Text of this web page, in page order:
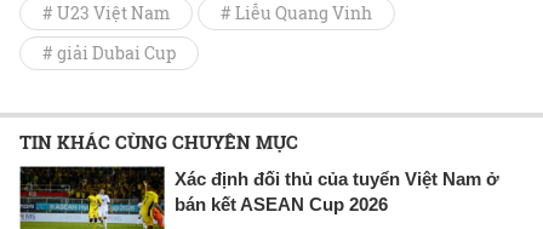
# U23 Việt Nam
# Liễu Quang Vinh
# giải Dubai Cup
TIN KHÁC CÙNG CHUYÊN MỤC
Xác định đối thủ của tuyển Việt Nam ở
bán kết ASEAN Cup 2026